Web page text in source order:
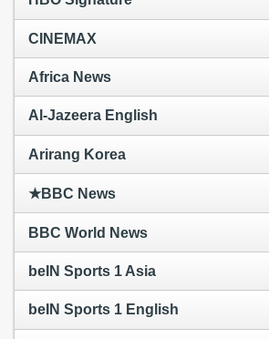
CINEMAX
Africa News
Al-Jazeera English
Arirang Korea
★BBC News
BBC World News
beIN Sports 1 Asia
beIN Sports 1 English